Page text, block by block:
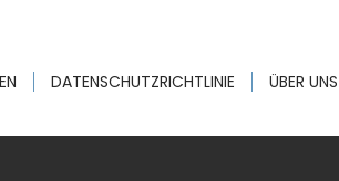
DATENSCHUTZRICHTLINIE ÜBER UNS